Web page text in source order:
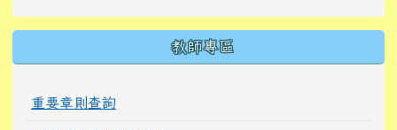
教師專區
重要章則查詢